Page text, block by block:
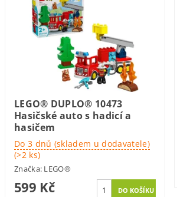
LEGO® DUPLO® 10473
Hasičské auto s hadicí a
hasičem
Do 3 dnů (skladem u dodavatele)
(>2 ks)
Značka: LEGO®
599 Kč